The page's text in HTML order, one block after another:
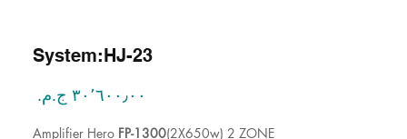
System:HJ-23
Amplifier Hero FP-1300(2X650w) 2 ZONE